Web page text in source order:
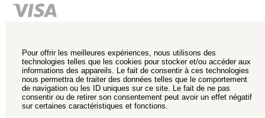
Pour offrir les meilleures expériences, nous utilisons des
technologies telles que les cookies pour stocker et/ou accéder aux
informations des appareils. Le fait de consentir à ces technologies
nous permettra de traiter des données telles que le comportement
de navigation ou les ID uniques sur ce site. Le fait de ne pas
consentir ou de retirer son consentement peut avoir un effet négatif
sur certaines caractéristiques et fonctions.